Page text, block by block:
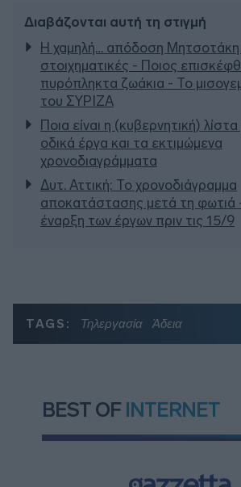
Διαβάζονται αυτή τη στιγμή
Η χαμηλή… απόδοση Μητσοτάκη
στοιχηματικές - Ποιος
πυρόπληκτα ζωάκια - Το
του ΣΥΡΙΖΑ
Ποια είναι η (κυβερνητική)
οδικά έργα και τα εκτιμώμενα
χρονοδιαγράμματα
Δυτ. Αττική: Το χρονοδιάγραμμα
αποκατάστασης μετά τη φωτιά
έναρξη των έργων πριν τις 15/9
TAGS: Τηλεργασία Άδεια
BEST OF INTERNET